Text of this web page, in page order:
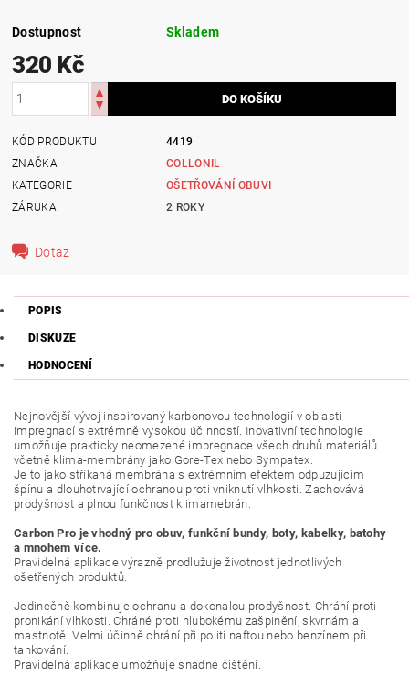
Dostupnost Skladem
320 Kč
KÓD PRODUKTU
4419
ZNAČKA
COLLONIL
KATEGORIE
OŠETŘOVÁNÍ OBUVI
ZÁRUKA
2 ROKY
Dotaz
POPIS
DISKUZE
HODNOCENÍ
Nejnovější vývoj inspirovaný karbonovou technologií v oblasti
impregnací s extrémně vysokou účinností. Inovativní technologie
umožňuje prakticky neomezené impregnace všech druhů materiálů
včetně klima-membrány jako Gore-Tex nebo Sympatex.
Je to jako stříkaná membrána s extrémním efektem odpuzujícím
špínu a dlouhotrvající ochranou proti vniknutí vlhkosti. Zachovává
prodyšnost a plnou funkčnost klimamebrán.
Carbon Pro je vhodný pro obuv, funkční bundy, boty, kabelky, batohy
a mnohem více.
Pravidelná aplikace výrazně prodlužuje životnost jednotlivých
ošetřených produktů.
Jedinečně kombinuje ochranu a dokonalou prodyšnost. Chrání proti
pronikání vlhkosti. Chráné proti hlubokému zašpinění, skvrnám a
mastnotě. Velmi účinně chrání při polití naftou nebo benzínem při
tankování.
Pravidelná aplikace umožňuje snadné čištění.